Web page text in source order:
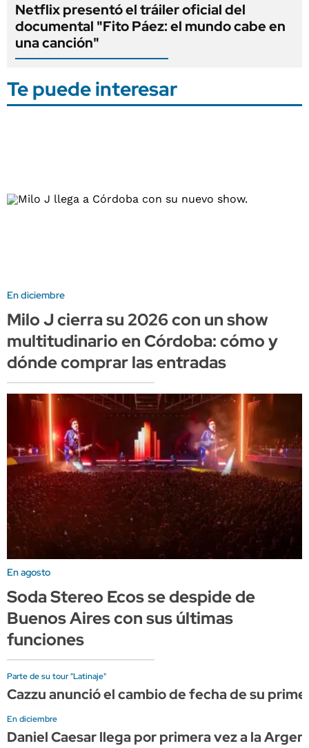
Netflix presentó el tráiler oficial del
documental "Fito Páez: el mundo cabe en
una canción"
Te puede interesar
En diciembre
Milo J cierra su 2026 con un show
multitudinario en Córdoba: cómo y
dónde comprar las entradas
En agosto
Soda Stereo Ecos se despide de
Buenos Aires con sus últimas
funciones
Parte de su tour "Latinaje"
Cazzu anunció el cambio de fecha de su
En diciembre
Daniel Caesar llega por primera vez a la